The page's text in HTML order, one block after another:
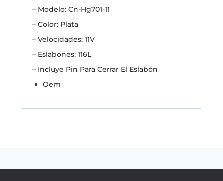
– Modelo: Cn-Hg701-11
– Color: Plata
– Velocidades: 11V
– Eslabones: 116L
– Incluye Pin Para Cerrar El Eslabón
Oem